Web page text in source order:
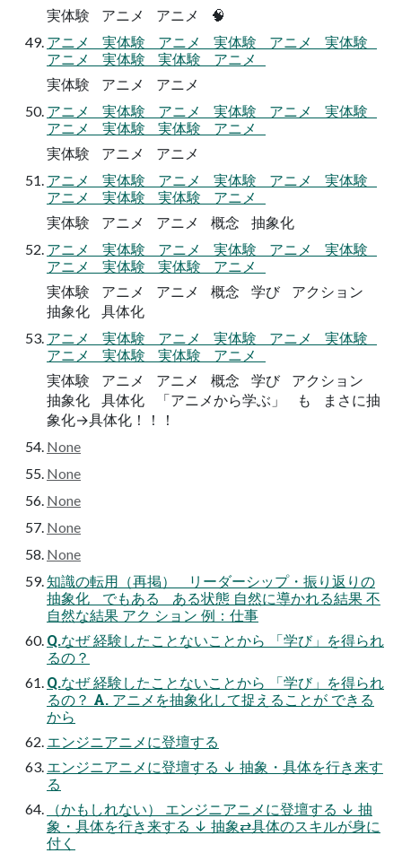
実体験 アニメ アニメ 🧠
アニメ 実体験 アニメ 実体験 アニメ 実体験
アニメ 実体験 実体験 アニメ
実体験 アニメ アニメ
アニメ 実体験 アニメ 実体験 アニメ 実体験
アニメ 実体験 実体験 アニメ
実体験 アニメ アニメ
アニメ 実体験 アニメ 実体験 アニメ 実体験
アニメ 実体験 実体験 アニメ
実体験 アニメ アニメ 概念 抽象化
アニメ 実体験 アニメ 実体験 アニメ 実体験
アニメ 実体験 実体験 アニメ
実体験 アニメ アニメ 概念 学び アクション
抽象化 具体化
アニメ 実体験 アニメ 実体験 アニメ 実体験
アニメ 実体験 実体験 アニメ
実体験 アニメ アニメ 概念 学び アクション
抽象化 具体化 「アニメから学ぶ」 も まさに抽
象化→具体化！！！
None
None
None
None
None
知識の転用（再掲） リーダーシップ・振り返りの
抽象化 でもある ある状態 自然に導かれる結果 不
自然な結果 アク ション 例：仕事
Q.なぜ 経験したことないことから 「学び」を得られ
るの？
Q.なぜ 経験したことないことから 「学び」を得られ
るの？ A. アニメを抽象化して捉えることが できる
から
エンジニアニメに登壇する
エンジニアニメに登壇する ↓ 抽象・具体を行き来す
る
（かもしれない） エンジニアニメに登壇する ↓ 抽
象・具体を行き来する ↓ 抽象⇄具体のスキルが身に
付く